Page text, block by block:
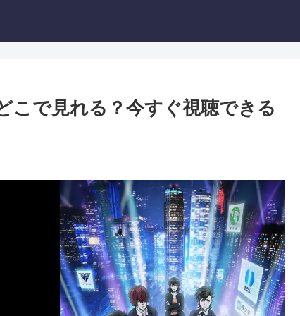
こで見れる？今すぐ視聴できる